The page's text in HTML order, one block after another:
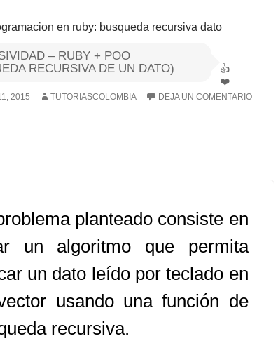
– RUBY + POO
RECURSIVA DE UN DATO)
2015 TUTORIASCOLOMBIA DEJA UN COMENTARIO
planteado consiste en
un algoritmo que permita
un dato leído por teclado en
usando una función de
recursiva.